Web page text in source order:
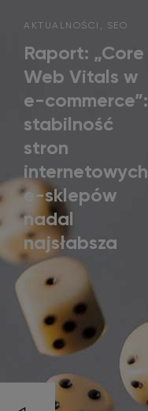
AKTUALNOŚCI, SEO
Raport: „Core
Web Vitals w
e-commerce”:
stabilność
stron
internetowych
e-sklepów
nadal
najsłabsza